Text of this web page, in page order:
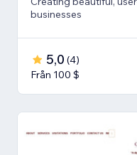
businesses
5,0 (4)
Från 100 $